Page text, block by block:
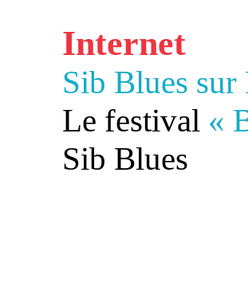
Internet
Sib Blues sur
Le festival «
Sib Blues